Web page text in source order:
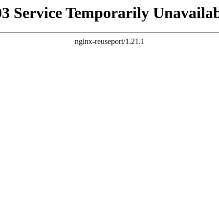
Service Temporarily
nginx-reuseport/1.21.1